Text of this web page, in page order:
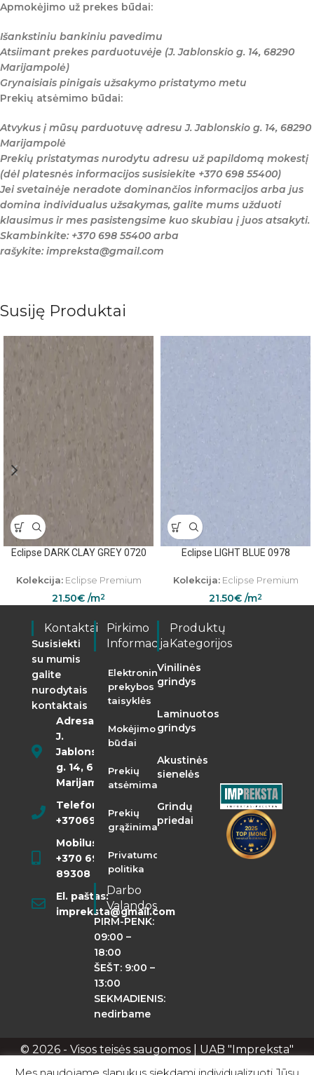
Apmokėjimo už prekes būdai:
Išankstiniu bankiniu pavedimu
Atsiimant prekes parduotuvėje (J. Jablonskio g. 14, 68290
Marijampolė)
Grynaisiais pinigais užsakymo pristatymo metu
Prekių atsėmimo būdai:
Atvykus į mūsų parduotuvę adresu J. Jablonskio g. 14, 68290
Marijampolė
Prekių pristatymas nurodytu adresu už papildomą mokestį
(dėl platesnės informacijos susisiekite +370 698 55400)
Jei svetainėje neradote dominančios informacijos arba jus
domina individualus užsakymas, galite mums užduoti
klausimus ir mes pasistengsime kuo skubiau į juos atsakyti.
Skambinkite: +370 698 55400 arba
rašykite: impreksta@gmail.com
Susiję Produktai
Eclipse DARK CLAY GREY 0720
Kolekcija:Eclipse Premium
21.50€ /m2
Eclipse LIGHT BLUE 0978
Kolekcija:Eclipse Premium
21.50€ /m2
Kontaktai
Susisiekti
su mumis
galite
nurodytais
kontaktais
Adresas:
J.
Jablonskio
g. 14, 68290
Marijampolė
Telefonas:
+37069855400
Mobilusis:
+370 698
89308
El. paštas:
impreksta@gmail.com
Pirkimo
Informacija
Elektroninės
prekybos
taisyklės
Mokėjimo
būdai
Prekių
atsėmimas
Prekių
grąžinimas
Privatumo
politika
Darbo
Valandos
PIRM-PENK:
09:00 –
18:00
ŠEŠT: 9:00 –
13:00
SEKMADIENIS:
nedirbame
Produktų
Kategorijos
Vinilinės
grindys
Laminuotos
grindys
Akustinės
sienelės
Grindų
priedai
© 2026 - Visos teisės saugomos | UAB "Impreksta"
Apie mus Kontaktai Privatumo politika